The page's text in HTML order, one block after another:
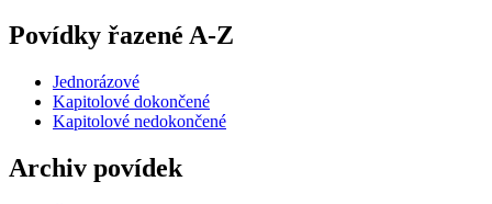
Povídky řazené A-Z
Jednorázové
Kapitolové dokončené
Kapitolové nedokončené
Archiv povídek